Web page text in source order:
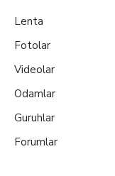
Lenta
Fotolar
Videolar
Odamlar
Guruhlar
Forumlar